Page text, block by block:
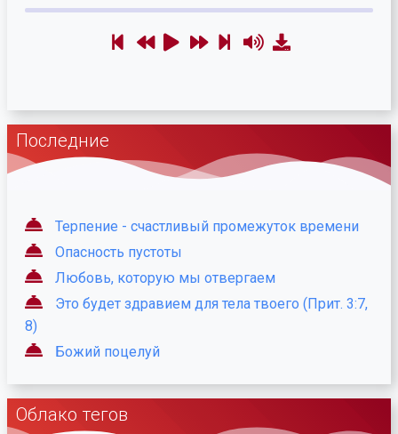
Последние
Терпение - счастливый промежуток времени
Опасность пустоты
Любовь, которую мы отвергаем
Это будет здравием для тела твоего (Прит. 3:7,
8)
Божий поцелуй
Облако тегов